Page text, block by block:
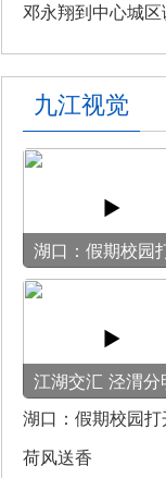
邓永翔到中心城
作
九江视觉
湖口：假期校园
开“方便门” 群
江湖交汇 泾渭分
湖口：假期校园
圈”
荷风送香